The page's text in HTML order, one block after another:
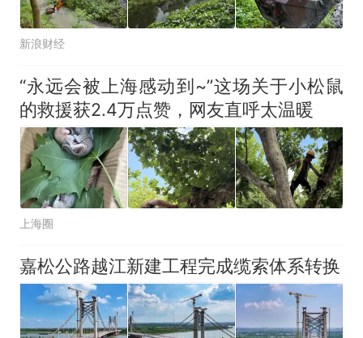
新浪财经
“永远会被上海感动到~”这场关于小松鼠
的救援获2.4万点赞，网友直呼太温暖
上海圈
嘉松公路越江新建工程完成缆索体系转换